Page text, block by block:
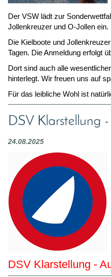
Der VSW lädt zur
Jollenkreuzer und O-Jollen ein.
Die Kielboote und
Tagen. Die Anmeldung erfolgt
Dort sind auch alle
hinterlegt. Wir freuen uns auf
Für das leibliche Wohl ist
DSV Klarstellung
24.08.2025
DSV Klarstellung -